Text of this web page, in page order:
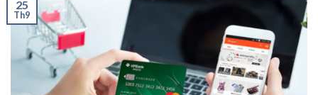
25
Th9